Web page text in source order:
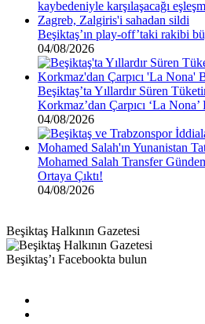
Beşiktaş’ın play-off’taki rakibi
04/08/2026
Beşiktaş’ta Yıllardır Süren
Korkmaz’dan Çarpıcı ‘La Nona’
04/08/2026
Mohamed Salah Transfer
Ortaya Çıktı!
04/08/2026
Beşiktaş Halkının Gazetesi
Beşiktaş’ı Facebookta bulun